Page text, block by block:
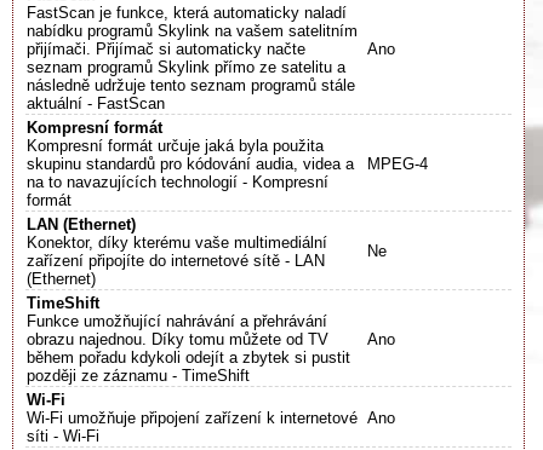
FastScan je funkce, která automaticky naladí
nabídku programů Skylink na vašem satelitním
přijímači. Přijímač si automaticky načte
seznam programů Skylink přímo ze satelitu a
následně udržuje tento seznam programů stále
aktuální - FastScan
Ano
Kompresní formát
Kompresní formát určuje jaká byla použita
skupinu standardů pro kódování audia, videa a
na to navazujících technologií - Kompresní
formát
MPEG-4
LAN (Ethernet)
Konektor, díky kterému vaše multimediální
zařízení připojíte do internetové sítě - LAN
(Ethernet)
Ne
TimeShift
Funkce umožňující nahrávání a přehrávání
obrazu najednou. Díky tomu můžete od TV
během pořadu kdykoli odejít a zbytek si pustit
později ze záznamu - TimeShift
Ano
Wi-Fi
Wi-Fi umožňuje připojení zařízení k internetové
síti - Wi-Fi
Ano